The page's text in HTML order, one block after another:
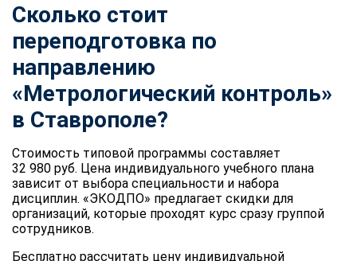
Сколько стоит
переподготовка по
направлению
«Метрологический контроль»
в Ставрополе?
Стоимость типовой программы составляет
32 980 руб. Цена индивидуального учебного плана
зависит от выбора специальности и набора
дисциплин. «ЭКОДПО» предлагает скидки для
организаций, которые проходят курс сразу группой
сотрудников.
Бесплатно рассчитать цену индивидуальной